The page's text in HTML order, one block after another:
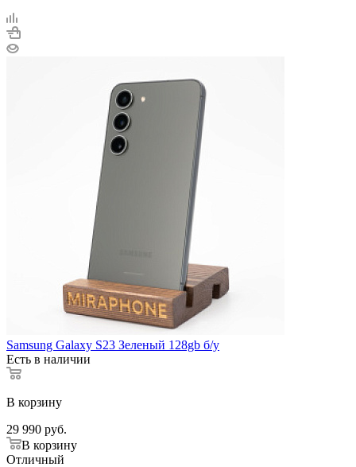
Samsung Galaxy S23 Зеленый 128gb б/у
Есть в наличии
В корзину
29 990 руб.
В корзину
Отличный